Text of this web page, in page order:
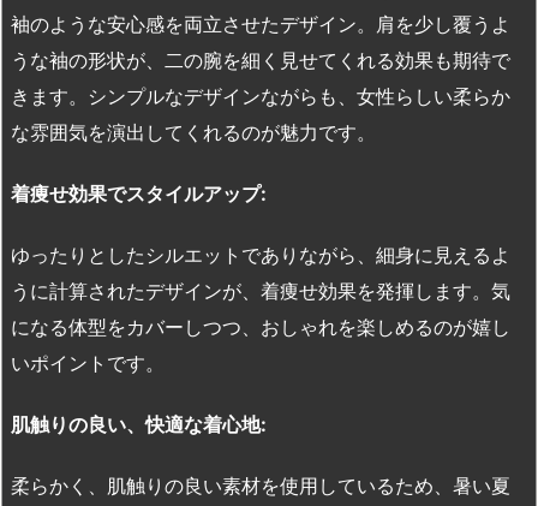
袖のような安心感を両立させたデザイン。肩を少し覆うよ
うな袖の形状が、二の腕を細く見せてくれる効果も期待で
きます。シンプルなデザインながらも、女性らしい柔らか
な雰囲気を演出してくれるのが魅力です。
着痩せ効果でスタイルアップ:
ゆったりとしたシルエットでありながら、細身に見えるよ
うに計算されたデザインが、着痩せ効果を発揮します。気
になる体型をカバーしつつ、おしゃれを楽しめるのが嬉し
いポイントです。
肌触りの良い、快適な着心地:
柔らかく、肌触りの良い素材を使用しているため、暑い夏